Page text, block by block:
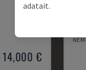
14,000 €
adatait.